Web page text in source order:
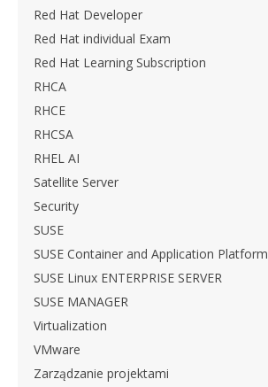
Red Hat Developer
Red Hat individual Exam
Red Hat Learning Subscription
RHCA
RHCE
RHCSA
RHEL AI
Satellite Server
Security
SUSE
SUSE Container and Application Platform
SUSE Linux ENTERPRISE SERVER
SUSE MANAGER
Virtualization
VMware
Zarządzanie projektami